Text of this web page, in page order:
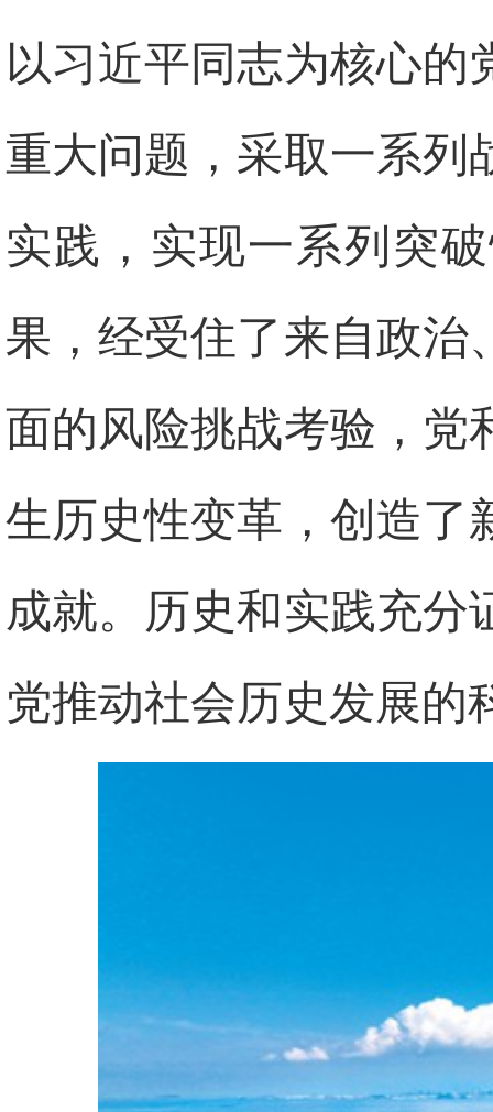
以习近平同志为核心的
重大问题，采取一系列
实践，实现一系列突
果，经受住了来自政治
面的风险挑战考验，党
生历史性变革，创造了
成就。历史和实践充分
党推动社会历史发展的